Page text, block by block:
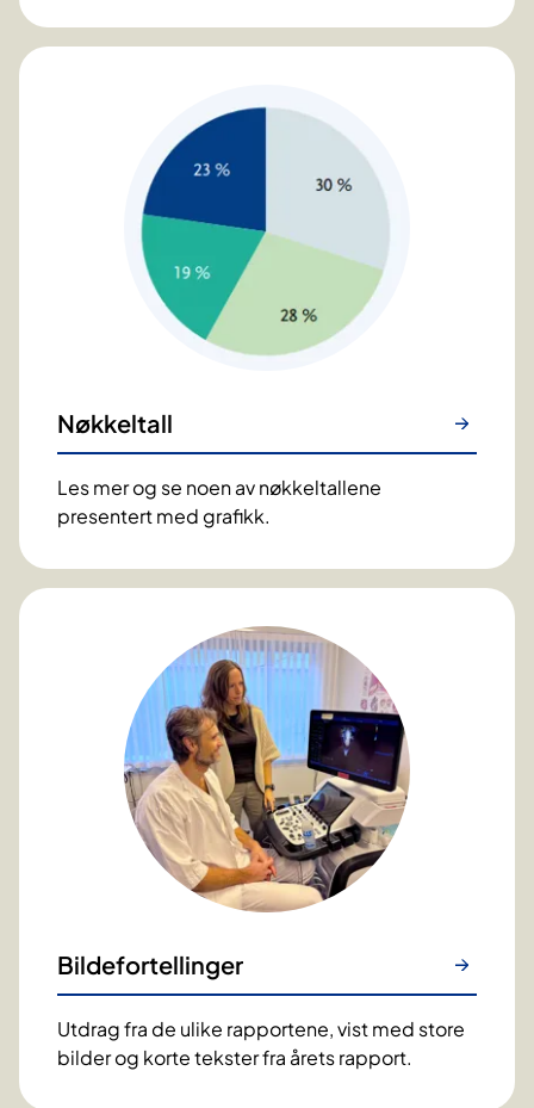
Nøkkeltall
Les mer og se noen av nøkkeltallene
presentert med grafikk.
Bildefortellinger
Utdrag fra de ulike rapportene, vist med store
bilder og korte tekster fra årets rapport.